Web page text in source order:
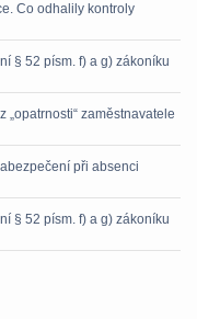
Co odhalily kontroly
§ 52 písm. f) a g) zákoníku
zaměstnavatele
při absenci
§ 52 písm. f) a g) zákoníku